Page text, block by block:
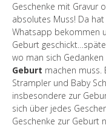
Geschenke mit Gravur
absolutes Muss! Da
Whatsapp bekommen
Geburt
wo man sich
Geburt machen muss.
Strampler und Baby
insbesondere zur
sich über jedes
Geschenke zur Geburt